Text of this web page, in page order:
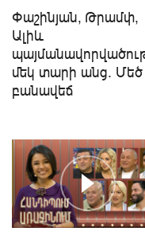
Փաշինյան, Թրամփ,
Ալիև
մեկ տարի անց. Մեծ
բանավեճ